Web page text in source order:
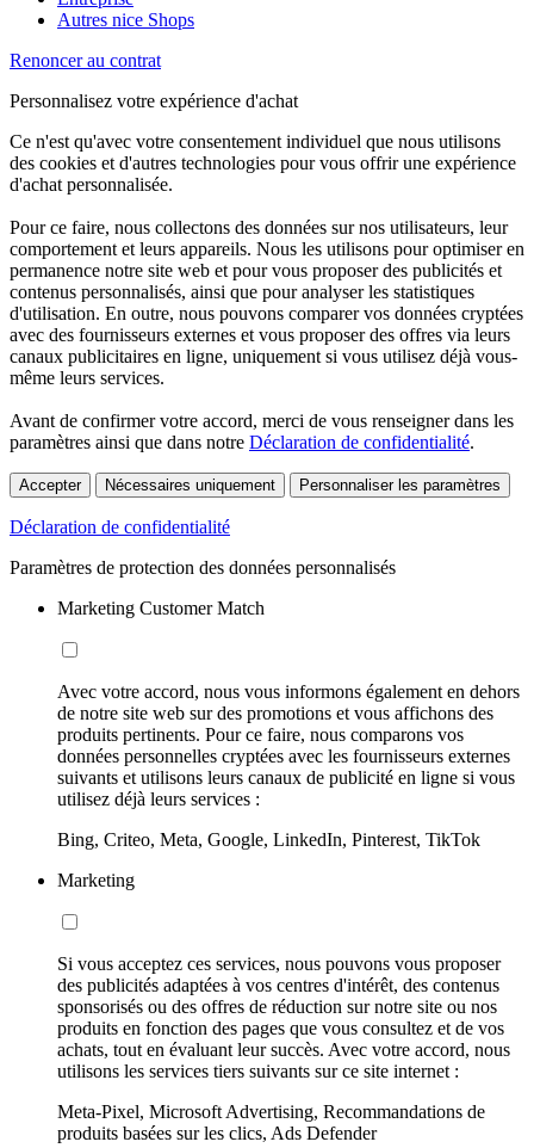
Autres nice Shops
Renoncer au contrat
Personnalisez votre expérience d'achat
Ce n'est qu'avec votre consentement individuel que nous utilisons
des cookies et d'autres technologies pour vous offrir une expérience
d'achat personnalisée.
Pour ce faire, nous collectons des données sur nos utilisateurs, leur
comportement et leurs appareils. Nous les utilisons pour optimiser en
permanence notre site web et pour vous proposer des publicités et
contenus personnalisés, ainsi que pour analyser les statistiques
d'utilisation. En outre, nous pouvons comparer vos données cryptées
avec des fournisseurs externes et vous proposer des offres via leurs
canaux publicitaires en ligne, uniquement si vous utilisez déjà vous-
même leurs services.
Avant de confirmer votre accord, merci de vous renseigner dans les
paramètres ainsi que dans notre Déclaration de confidentialité.
Accepter Nécessaires uniquement Personnaliser les paramètres
Déclaration de confidentialité
Paramètres de protection des données personnalisés
Marketing Customer Match
Avec votre accord, nous vous informons également en dehors
de notre site web sur des promotions et vous affichons des
produits pertinents. Pour ce faire, nous comparons vos
données personnelles cryptées avec les fournisseurs externes
suivants et utilisons leurs canaux de publicité en ligne si vous
utilisez déjà leurs services :
Bing, Criteo, Meta, Google, LinkedIn, Pinterest, TikTok
Marketing
Si vous acceptez ces services, nous pouvons vous proposer
des publicités adaptées à vos centres d'intérêt, des contenus
sponsorisés ou des offres de réduction sur notre site ou nos
produits en fonction des pages que vous consultez et de vos
achats, tout en évaluant leur succès. Avec votre accord, nous
utilisons les services tiers suivants sur ce site internet :
Meta-Pixel, Microsoft Advertising, Recommandations de
produits basées sur les clics, Ads Defender